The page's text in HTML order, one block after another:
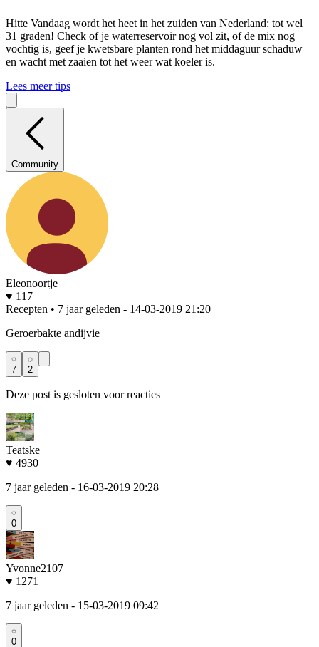
Hitte Vandaag wordt het heet in het zuiden van Nederland: tot wel
31 graden! Check of je waterreservoir nog vol zit, of de mix nog
vochtig is, geef je kwetsbare planten rond het middaguur schaduw
en wacht met zaaien tot het weer wat koeler is.
Lees meer tips
Community
Eleonoortje
♥ 117
Recepten • 7 jaar geleden - 14-03-2019 21:20
Geroerbakte andijvie
7 2
Deze post is gesloten voor reacties
Teatske
♥ 4930
7 jaar geleden - 16-03-2019 20:28
0
Yvonne2107
♥ 1271
7 jaar geleden - 15-03-2019 09:42
0